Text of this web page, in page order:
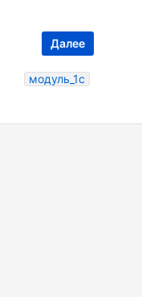
Далее
модуль_1с